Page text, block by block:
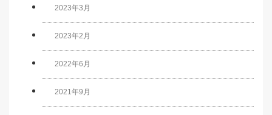
2023年3月
2023年2月
2022年6月
2021年9月